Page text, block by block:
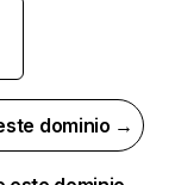
dominio →